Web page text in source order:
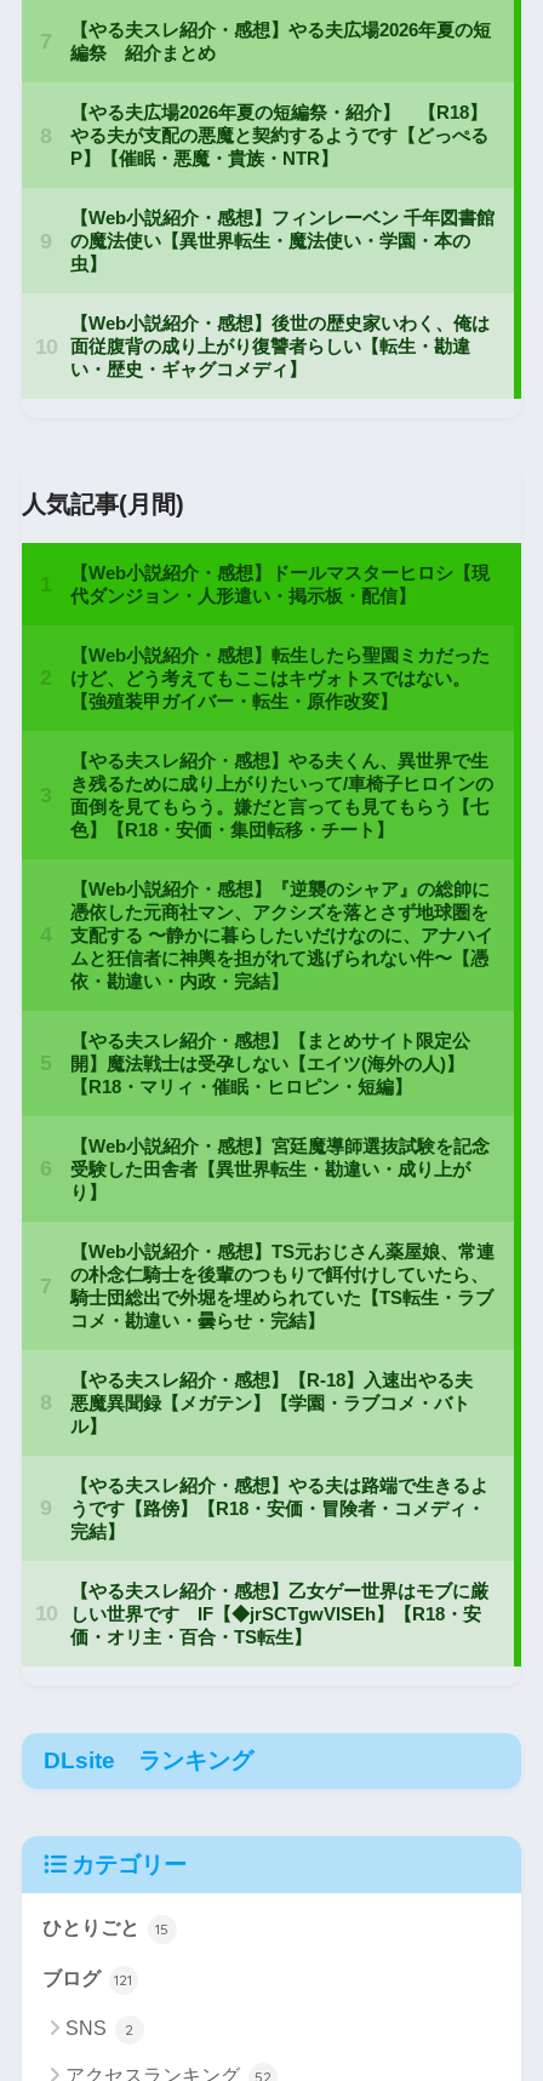
人気記事(月間)
DLsite ランキング
カテゴリー
ひとりごと 15
ブログ 121
SNS 2
アクセスランキング 52